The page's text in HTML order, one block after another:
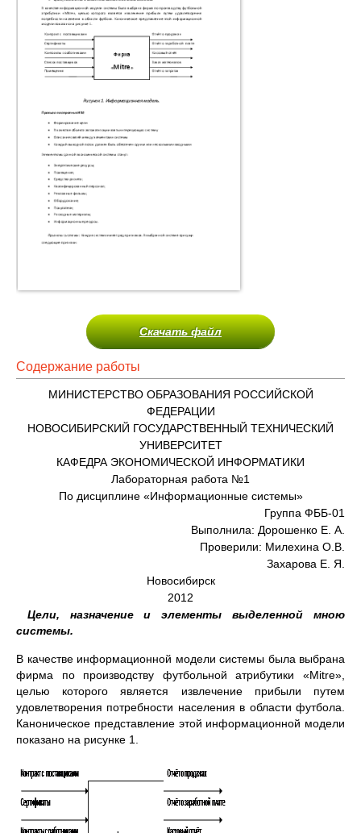
Скачать файл
Содержание работы
МИНИСТЕРСТВО ОБРАЗОВАНИЯ РОССИЙСКОЙ
ФЕДЕРАЦИИ
НОВОСИБИРСКИЙ ГОСУДАРСТВЕННЫЙ ТЕХНИЧЕСКИЙ
УНИВЕРСИТЕТ
КАФЕДРА ЭКОНОМИЧЕСКОЙ ИНФОРМАТИКИ
Лабораторная работа №1
По дисциплине «Информационные системы»
Группа ФББ-01
Выполнила: Дорошенко Е. А.
Проверили: Милехина О.В.
Захарова Е. Я.
Новосибирск
2012
Цели, назначение и элементы выделенной мною
системы.
В качестве информационной модели системы была выбрана
фирма по производству футбольной атрибутики «Mitre»,
целью которого является извлечение прибыли путем
удовлетворения потребности населения в области футбола.
Каноническое представление этой информационной модели
показано на рисунке 1.